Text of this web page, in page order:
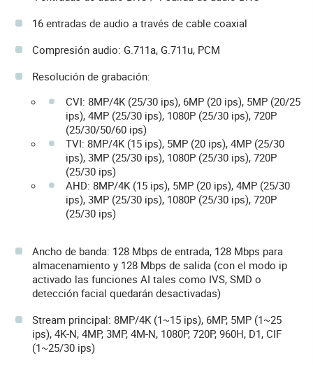
16 entradas de audio a través de cable coaxial
Compresión audio: G.711a, G.711u, PCM
Resolución de grabación:
CVI: 8MP/4K (25/30 ips), 6MP (20 ips), 5MP (20/25
ips), 4MP (25/30 ips), 1080P (25/30 ips), 720P
(25/30/50/60 ips)
TVI: 8MP/4K (15 ips), 5MP (20 ips), 4MP (25/30
ips), 3MP (25/30 ips), 1080P (25/30 ips), 720P
(25/30 ips)
AHD: 8MP/4K (15 ips), 5MP (20 ips), 4MP (25/30
ips), 3MP (25/30 ips), 1080P (25/30 ips), 720P
(25/30 ips)
Ancho de banda: 128 Mbps de entrada, 128 Mbps para
almacenamiento y 128 Mbps de salida (con el modo ip
activado las funciones AI tales como IVS, SMD o
detección facial quedarán desactivadas)
Stream principal: 8MP/4K (1~15 ips), 6MP, 5MP (1~25
ips), 4K-N, 4MP, 3MP, 4M-N, 1080P, 720P, 960H, D1, CIF
(1~25/30 ips)